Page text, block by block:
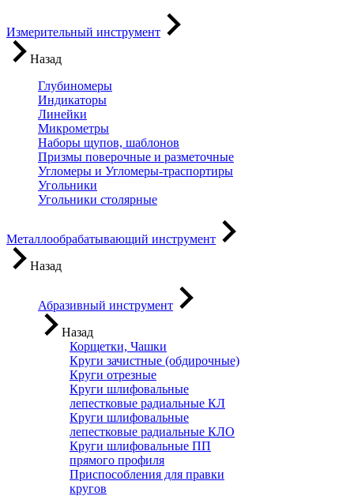
Измерительный инструмент
Назад
Глубиномеры
Индикаторы
Линейки
Микрометры
Наборы щупов, шаблонов
Призмы поверочные и разметочные
Угломеры и Угломеры-траспортиры
Угольники
Угольники столярные
Металлообрабатывающий инструмент
Назад
Абразивный инструмент
Назад
Корщетки, Чашки
Круги зачистные (обдирочные)
Круги отрезные
Круги шлифовальные
лепестковые радиальные КЛ
Круги шлифовальные
лепестковые радиальные КЛО
Круги шлифовальные ПП
прямого профиля
Приспособления для правки
кругов